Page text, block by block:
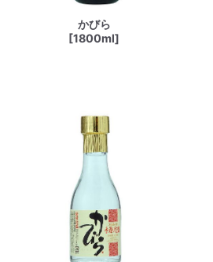
かびら
[1800ml]